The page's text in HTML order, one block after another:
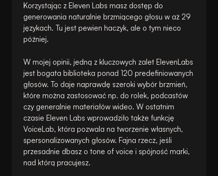
Korzystając z Eleven Labs masz dostęp do
generowania naturalnie brzmiącego głosu w aż 29
językach. Tu jest pewien haczyk, ale o tym nieco
później.
W mojej opinii, jedną z kluczowych zalet ElevenLabs
jest bogata biblioteka ponad 120 predefiniowanych
głosów. To daje naprawdę szeroki wybór brzmień,
które można zastosować np. do rolek, podcastów
czy generalnie materiałów wideo. W ostatnim
czasie Eleven Labs wprowadziło także funkcję
VoiceLab, która pozwala na tworzenie własnych,
spersonalizowanych głosów. Fajna rzecz, jeśli
przesadnie dbasz o tone of voice i spójność marki,
nad którą pracujesz.